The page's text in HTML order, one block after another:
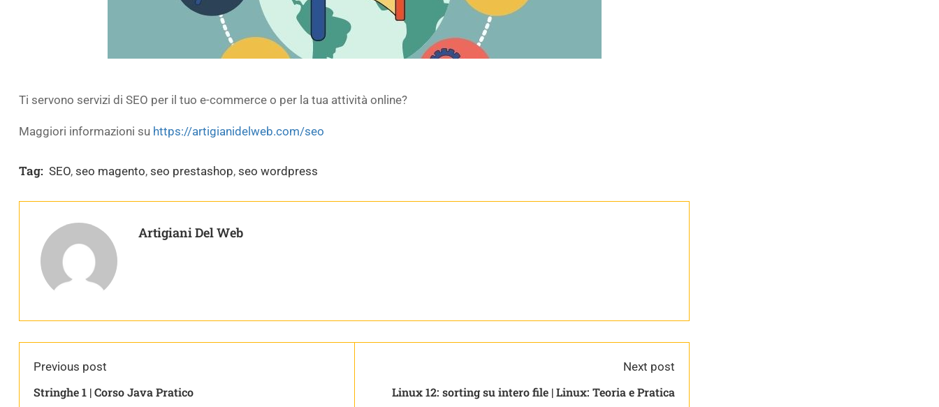
Ti servono servizi di SEO per il tuo e-commerce o per la tua attività online?
Maggiori informazioni su https://artigianidelweb.com/seo
Tag: SEO, seo magento, seo prestashop, seo wordpress
Artigiani Del Web
Previous post
Stringhe 1 | Corso Java Pratico
Next post
Linux 12: sorting su intero file | Linux: Teoria e Pratica